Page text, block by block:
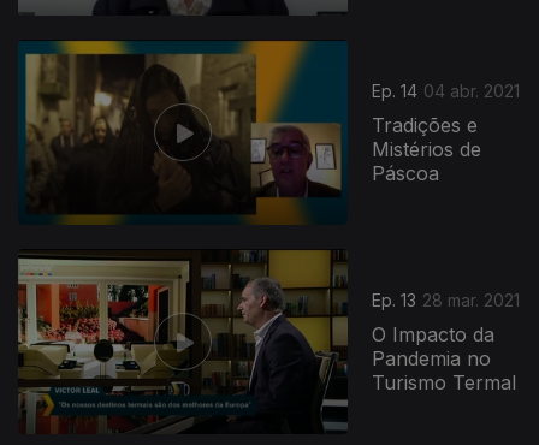
Ep. 14 04 abr. 2021
Tradições e
Mistérios de
Páscoa
Ep. 13 28 mar. 2021
O Impacto da
Pandemia no
Turismo Termal